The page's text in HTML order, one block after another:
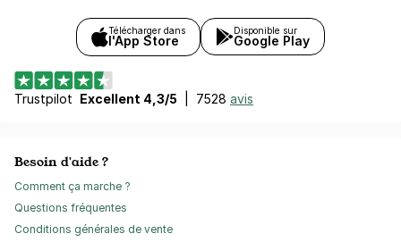
Télécharger dans
l'App Store
Disponible sur
Google Play
Trustpilot Excellent 4,3/5 7528 avis
Besoin d'aide ?
Comment ça marche ?
Questions fréquentes
Conditions générales de vente